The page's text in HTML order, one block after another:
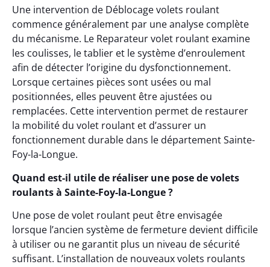
Une intervention de Déblocage volets roulant
commence généralement par une analyse complète
du mécanisme. Le Reparateur volet roulant examine
les coulisses, le tablier et le système d’enroulement
afin de détecter l’origine du dysfonctionnement.
Lorsque certaines pièces sont usées ou mal
positionnées, elles peuvent être ajustées ou
remplacées. Cette intervention permet de restaurer
la mobilité du volet roulant et d’assurer un
fonctionnement durable dans le département Sainte-
Foy-la-Longue.
Quand est-il utile de réaliser une pose de volets
roulants à Sainte-Foy-la-Longue ?
Une pose de volet roulant peut être envisagée
lorsque l’ancien système de fermeture devient difficile
à utiliser ou ne garantit plus un niveau de sécurité
suffisant. L’installation de nouveaux volets roulants